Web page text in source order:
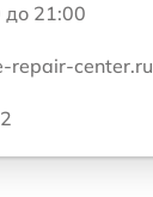
до 21:00
repair-center.ru